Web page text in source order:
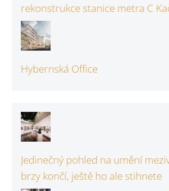
rekonstrukce stanice metra C
Hybernská Office
Jedinečný pohled na umění
brzy končí, ještě ho ale stihnete